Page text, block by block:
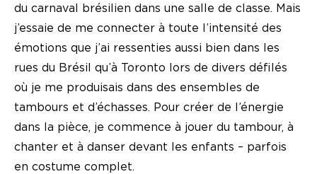
du carnaval brésilien dans une salle de classe. Mais
j’essaie de me connecter à toute l’intensité des
émotions que j’ai ressenties aussi bien dans les
rues du Brésil qu’à Toronto lors de divers défilés
où je me produisais dans des ensembles de
tambours et d’échasses. Pour créer de l’énergie
dans la pièce, je commence à jouer du tambour, à
chanter et à danser devant les enfants – parfois
en costume complet.